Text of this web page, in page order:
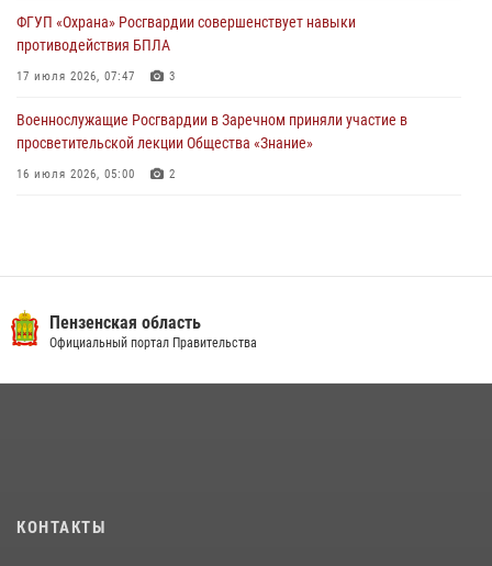
ФГУП «Охрана» Росгвардии совершенствует навыки
противодействия БПЛА
17 июля 2026, 07:47 3
Военнослужащие Росгвардии в Заречном приняли участие в
просветительской лекции Общества «Знание»
16 июля 2026, 05:00 2
Интервью с сотрудником службы ОМОН: как проходит день на
службе
Пучков посетил 55-й Всероссийский Лермонтовский праздник
Пензенская область
Официальный портал Правительства
КОНТАКТЫ